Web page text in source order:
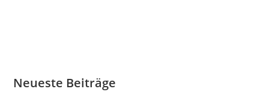
Neueste Beiträge